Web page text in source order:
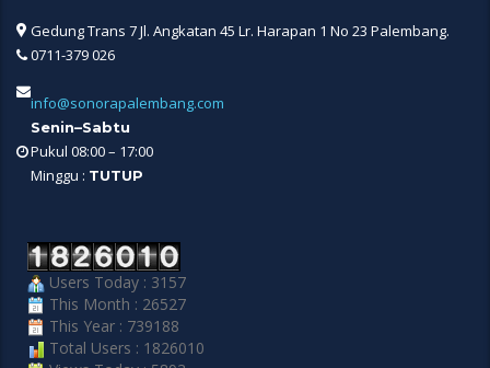
Gedung Trans 7 Jl. Angkatan 45 Lr. Harapan 1 No 23 Palembang.
0711-379 026
info@sonorapalembang.com
Senin–Sabtu
Pukul 08:00 – 17:00
Minggu : TUTUP
Users Today : 3157
This Month : 26527
This Year : 739188
Total Users : 1826010